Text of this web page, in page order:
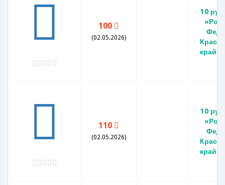
100
(02.05.2026)
10
110
(02.05.2026)
10